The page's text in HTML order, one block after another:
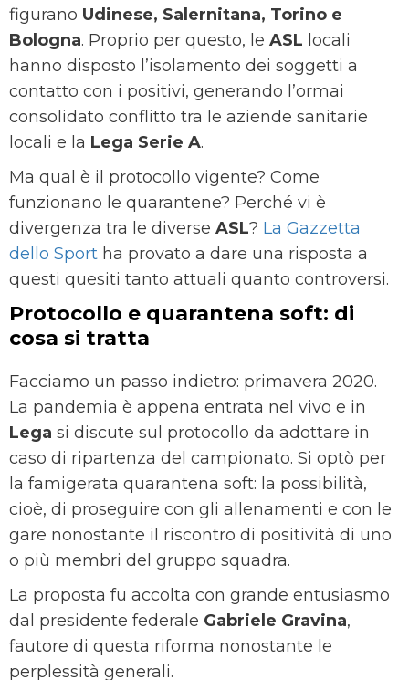
figurano Udinese, Salernitana, Torino e
Bologna. Proprio per questo, le ASL locali
hanno disposto l’isolamento dei soggetti a
contatto con i positivi, generando l’ormai
consolidato conflitto tra le aziende sanitarie
locali e la Lega Serie A.
Ma qual è il protocollo vigente? Come
funzionano le quarantene? Perché vi è
divergenza tra le diverse ASL? La Gazzetta
dello Sport ha provato a dare una risposta a
questi quesiti tanto attuali quanto controversi.
Protocollo e quarantena soft: di
cosa si tratta
Facciamo un passo indietro: primavera 2020.
La pandemia è appena entrata nel vivo e in
Lega si discute sul protocollo da adottare in
caso di ripartenza del campionato. Si optò per
la famigerata quarantena soft: la possibilità,
cioè, di proseguire con gli allenamenti e con le
gare nonostante il riscontro di positività di uno
o più membri del gruppo squadra.
La proposta fu accolta con grande entusiasmo
dal presidente federale Gabriele Gravina,
fautore di questa riforma nonostante le
perplessità generali.